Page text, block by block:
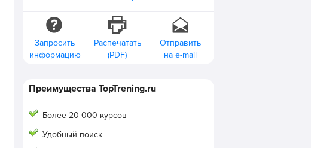
Запросить
информацию
Распечатать
(PDF)
Отправить
на e-mail
Преимущества TopTrening.ru
Более 20 000 курсов
Удобный поиск